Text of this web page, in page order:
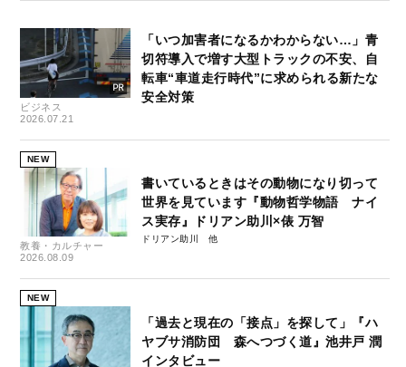
ビジネス
2026.07.21
「いつ加害者になるかわからない…」青
切符導入で増す大型トラックの不安、自
転車“車道走行時代”に求められる新たな
安全対策
NEW
教養・カルチャー
2026.08.09
書いているときはその動物になり切って
世界を見ています『動物哲学物語 ナイ
ス実存』ドリアン助川×俵 万智
ドリアン助川
NEW
「過去と現在の「接点」を探して」『ハ
ヤブサ消防団 森へつづく道』池井戸 潤
インタビュー